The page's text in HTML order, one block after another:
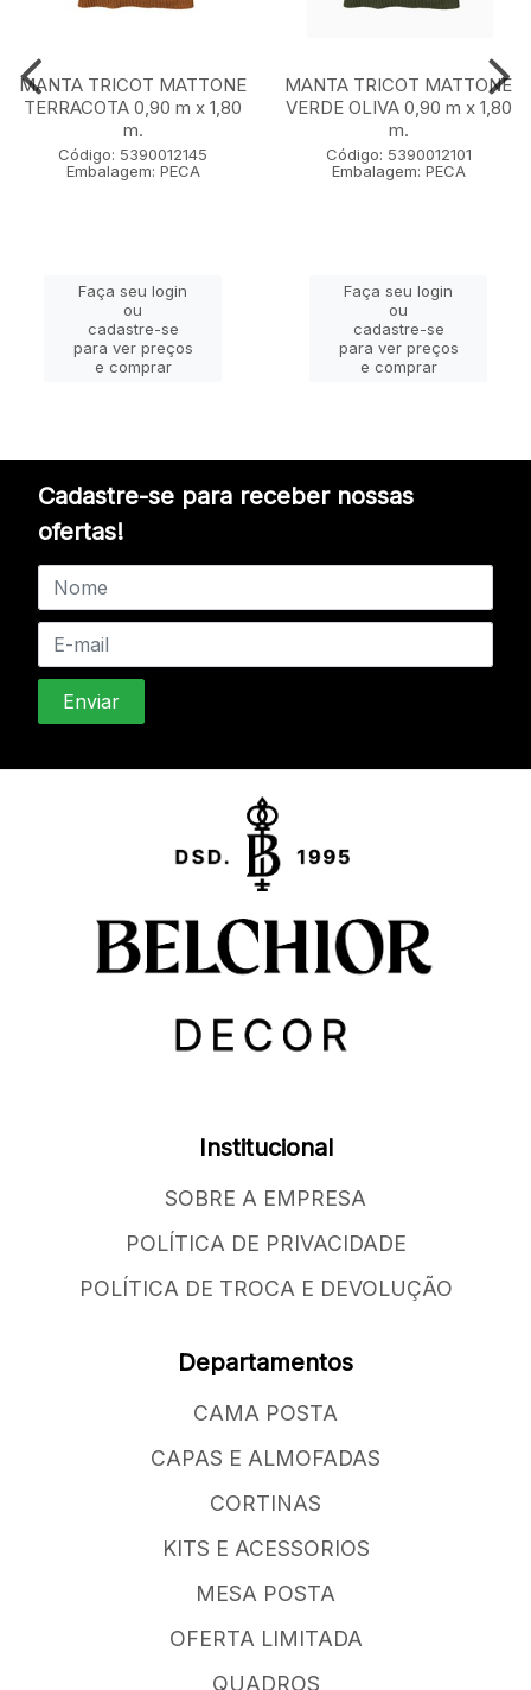
MANTA TRICOT MATTONE
TERRACOTA 0,90 m x 1,80
m.
Código: 5390012145
Embalagem: PECA
Faça seu login
ou
cadastre-se
para ver preços
e comprar
MANTA TRICOT MATTONE
VERDE OLIVA 0,90 m x 1,80
m.
Código: 5390012101
Embalagem: PECA
Faça seu login
ou
cadastre-se
para ver preços
e comprar
Cadastre-se para receber nossas
ofertas!
Institucional
SOBRE A EMPRESA
POLÍTICA DE PRIVACIDADE
POLÍTICA DE TROCA E DEVOLUÇÃO
Departamentos
CAMA POSTA
CAPAS E ALMOFADAS
CORTINAS
KITS E ACESSORIOS
MESA POSTA
OFERTA LIMITADA
QUADROS